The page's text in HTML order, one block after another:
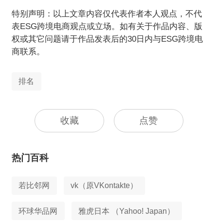
特别声明：以上文章内容仅代表作者本人观点，不代
表ESG跨境电商观点或立场。如有关于作品内容、版
权或其它问题请于作品发表后的30日内与ESG跨境电
商联系。
排名
收藏 点赞
热门百科
若比邻网 vk（原VKontakte）
环球华品网 雅虎日本 （Yahoo! Japan）